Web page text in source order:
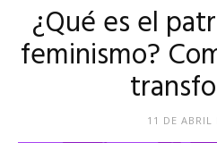
¿Qué es el
feminismo?
11 DE ABRIL